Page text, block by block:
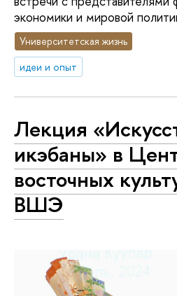
экономики и мировой
Университетская жизнь
идеи и опыт
Лекция
икэбаны» в
восточных
ВШЭ